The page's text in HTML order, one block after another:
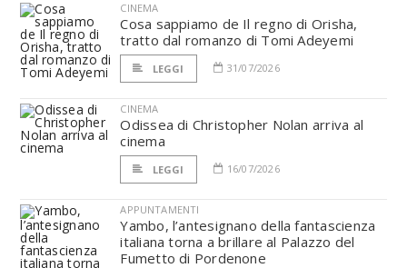
CINEMA
Cosa sappiamo de Il regno di Orisha,
tratto dal romanzo di Tomi Adeyemi
LEGGI 31/07/2026
CINEMA
Odissea di Christopher Nolan arriva al
cinema
LEGGI 16/07/2026
APPUNTAMENTI
Yambo, l’antesignano della fantascienza
italiana torna a brillare al Palazzo del
Fumetto di Pordenone